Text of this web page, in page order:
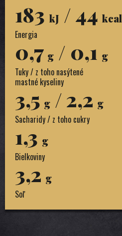
183 kJ / 44 kcal
Energia
0,7 g / 0,1 g
Tuky / z toho nasýtené
mastné kyseliny
3,5 g / 2,2 g
Sacharidy / z toho cukry
1,3 g
Bielkoviny
3,2 g
Soľ